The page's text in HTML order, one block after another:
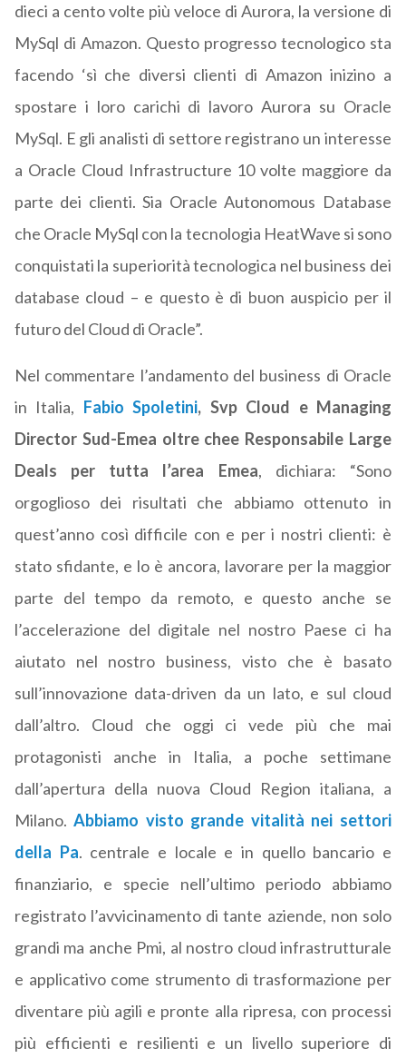
dieci a cento volte più veloce di Aurora, la versione di
MySql di Amazon. Questo progresso tecnologico sta
facendo ‘sì che diversi clienti di Amazon inizino a
spostare i loro carichi di lavoro Aurora su Oracle
MySql. E gli analisti di settore registrano un interesse
a Oracle Cloud Infrastructure 10 volte maggiore da
parte dei clienti. Sia Oracle Autonomous Database
che Oracle MySql con la tecnologia HeatWave si sono
conquistati la superiorità tecnologica nel business dei
database cloud – e questo è di buon auspicio per il
futuro del Cloud di Oracle”.
Nel commentare l’andamento del business di Oracle
in Italia, Fabio Spoletini, Svp Cloud e Managing
Director Sud-Emea oltre chee Responsabile Large
Deals per tutta l’area Emea, dichiara: “Sono
orgoglioso dei risultati che abbiamo ottenuto in
quest’anno così difficile con e per i nostri clienti: è
stato sfidante, e lo è ancora, lavorare per la maggior
parte del tempo da remoto, e questo anche se
l’accelerazione del digitale nel nostro Paese ci ha
aiutato nel nostro business, visto che è basato
sull’innovazione data-driven da un lato, e sul cloud
dall’altro. Cloud che oggi ci vede più che mai
protagonisti anche in Italia, a poche settimane
dall’apertura della nuova Cloud Region italiana, a
Milano.Abbiamo visto grande vitalità nei settori
della Pa. centrale e locale e in quello bancario e
finanziario, e specie nell’ultimo periodo abbiamo
registrato l’avvicinamento di tante aziende, non solo
grandi ma anche Pmi, al nostro cloud infrastrutturale
e applicativo come strumento di trasformazione per
diventare più agili e pronte alla ripresa, con processi
più efficienti e resilienti e un livello superiore di